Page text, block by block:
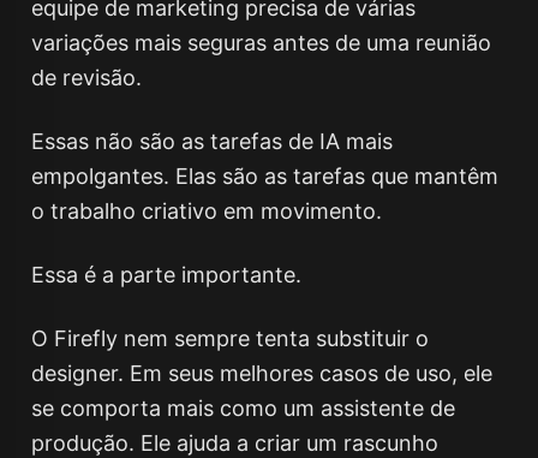
equipe de marketing precisa de várias
variações mais seguras antes de uma reunião
de revisão.
Essas não são as tarefas de IA mais
empolgantes. Elas são as tarefas que mantêm
o trabalho criativo em movimento.
Essa é a parte importante.
O Firefly nem sempre tenta substituir o
designer. Em seus melhores casos de uso, ele
se comporta mais como um assistente de
produção. Ele ajuda a criar um rascunho